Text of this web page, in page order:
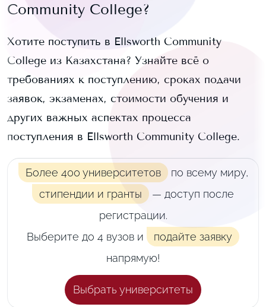
Community College?
Хотите поступить в Ellsworth Community
College из Казахстана? Узнайте всё о
требованиях к поступлению, сроках подачи
заявок, экзаменах, стоимости обучения и
других важных аспектах процесса
поступления в Ellsworth Community College.
Более 400 университетов по всему миру,
стипендии и гранты
— доступ после
регистрации.
Выберите до 4 вузов и
подайте заявку
напрямую!
Выбрать университеты